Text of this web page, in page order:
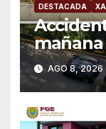
DESTACADA
mañana
AGO 8, 2026